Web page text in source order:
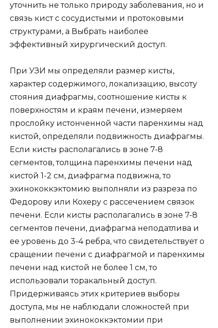
уточнить не только природу заболевания, но и
связь кист с сосудистыми и протоковыми
структурами, а Выбрать наиболее
эффективный хирургический доступ.
При УЗИ мы определяли размер кисты,
характер содержимого, локализацию, высоту
стояния диафрагмы, соотношение кисты к
поверхностям и краям печени, измеряем
прослойку истонченной части паренхимы над
кистой, определяли подвижность диафрагмы.
Если кисты располагались в зоне 7-8
сегментов, толщина паренхимы печени над
кистой 1-2 см, диафрагма подвижна, то
эхинококкэктомию выполняли из разреза по
Федорову или Кохеру с рассечением связок
печени. Если кисты располагались в зоне 7-8
сегментов печени, диафрагма неподатлива и
ее уровень до 3-4 ребра, что свидетельствует о
сращении печени с диафрагмой и паренхимы
печени над кистой не более 1 см, то
использовали торакальный доступ.
Придерживаясь этих критериев выборы
доступа, мы не наблюдали сложностей при
выполнении эхинококкэктомии при